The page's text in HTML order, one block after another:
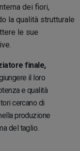
dei fiori,
la qualità strutturale
le sue
finale,
il loro
e qualità
cercano di
produzione
del taglio.